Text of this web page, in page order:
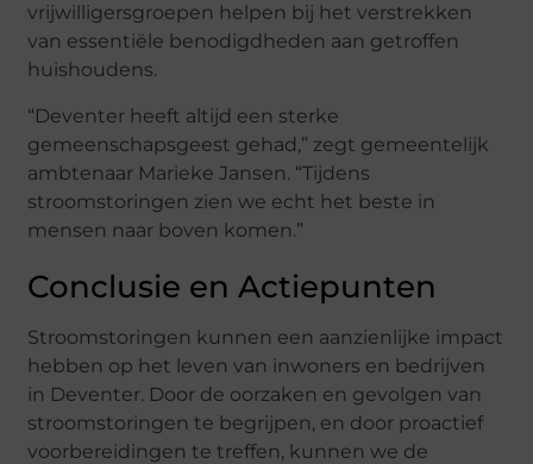
vrijwilligersgroepen helpen bij het verstrekken
van essentiële benodigdheden aan getroffen
huishoudens.
“Deventer heeft altijd een sterke
gemeenschapsgeest gehad,” zegt gemeentelijk
ambtenaar Marieke Jansen. “Tijdens
stroomstoringen zien we echt het beste in
mensen naar boven komen.”
Conclusie en Actiepunten
Stroomstoringen kunnen een aanzienlijke impact
hebben op het leven van inwoners en bedrijven
in Deventer. Door de oorzaken en gevolgen van
stroomstoringen te begrijpen, en door proactief
voorbereidingen te treffen, kunnen we de